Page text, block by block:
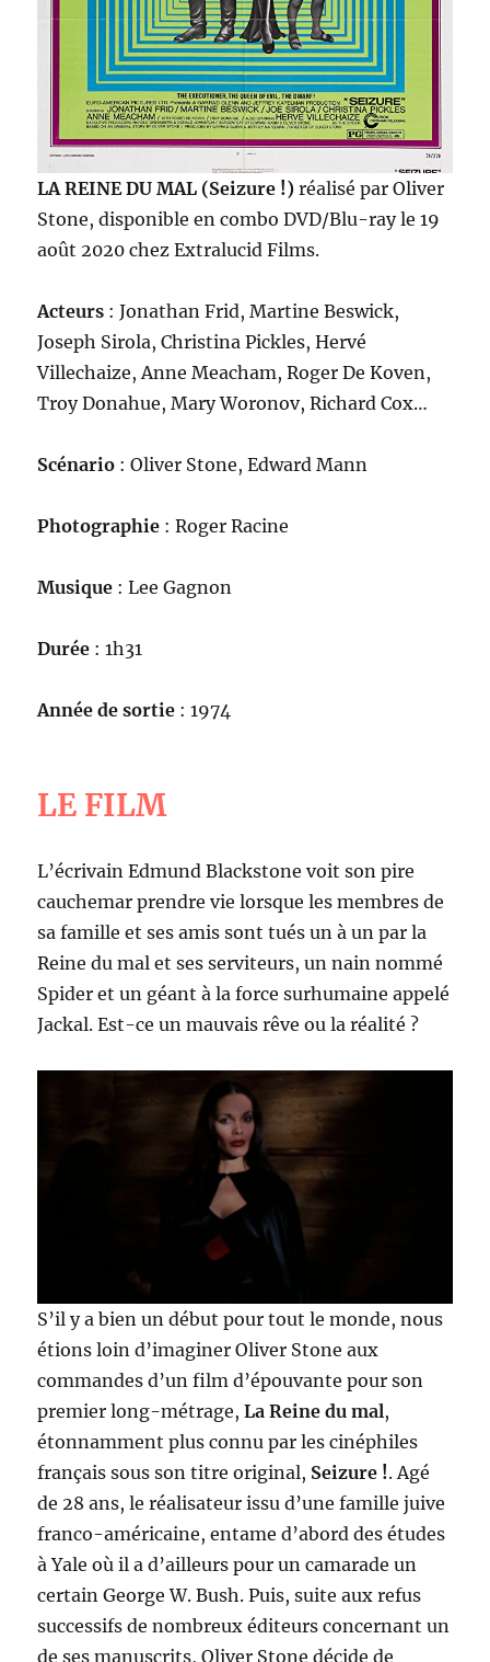
LA REINE DU MAL (Seizure !) réalisé par Oliver
Stone, disponible en combo DVD/Blu-ray le 19
août 2020 chez Extralucid Films.
Acteurs : Jonathan Frid, Martine Beswick,
Joseph Sirola, Christina Pickles, Hervé
Villechaize, Anne Meacham, Roger De Koven,
Troy Donahue, Mary Woronov, Richard Cox…
Scénario : Oliver Stone, Edward Mann
Photographie : Roger Racine
Musique : Lee Gagnon
Durée : 1h31
Année de sortie : 1974
LE FILM
L’écrivain Edmund Blackstone voit son pire
cauchemar prendre vie lorsque les membres de
sa famille et ses amis sont tués un à un par la
Reine du mal et ses serviteurs, un nain nommé
Spider et un géant à la force surhumaine appelé
Jackal. Est-ce un mauvais rêve ou la réalité ?
S’il y a bien un début pour tout le monde, nous
étions loin d’imaginer Oliver Stone aux
commandes d’un film d’épouvante pour son
premier long-métrage,La Reine du mal,
étonnamment plus connu par les cinéphiles
français sous son titre original, Seizure !. Agé
de 28 ans, le réalisateur issu d’une famille juive
franco-américaine, entame d’abord des études
à Yale où il a d’ailleurs pour un camarade un
certain George W. Bush. Puis, suite aux refus
successifs de nombreux éditeurs concernant un
de ses manuscrits, Oliver Stone décide de